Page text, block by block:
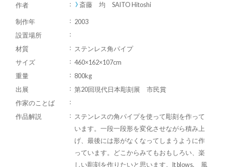
作者
斎藤 均 SAITO Hitoshi
制作年
2003
設置場所
材質
ステンレス角パイプ
サイズ
460×162×107cm
重量
800kg
出展
第20回現代日本彫刻展 市民賞
作家のことば
作品解説
ステンレスの角パイプを使って彫刻を作って
います。一段一段形を変化させながら積み上
げ、最後には形がなくなってしまうように作
っています。どこからみてもおもしろい、楽
しい彫刻を作りたいと思います。It blows. 風